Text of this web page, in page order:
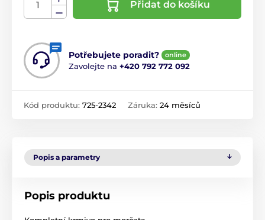
Přidat do košíku
Potřebujete poradit? online
Zavolejte na +420 792 772 092
Kód produktu: 725-2342 Záruka: 24 měsíců
Popis a parametry
Popis produktu